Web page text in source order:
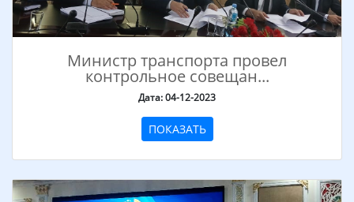
Министр транспорта провел
контрольное совещан...
Дата: 04-12-2023
ПОКАЗАТЬ